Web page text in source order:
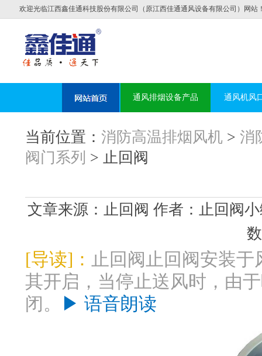
欢迎光临江西鑫佳通科技股份有限公司（原江西佳通通风设备有限公司）网站
通风排烟设备产品 通风机风
当前位置： 消防高温排烟风机 > 消
阀门系列 > 止回阀
文章来源：止回阀 作者：止回阀
[导读]： 止回阀止回阀安装
其开启，当停止送风时，由
闭。
▶ 语音朗读